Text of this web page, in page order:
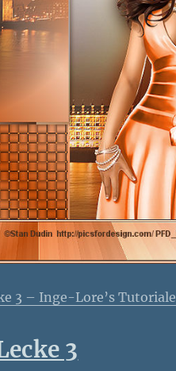
3 – Inge-Lore’s Tutoriale
3